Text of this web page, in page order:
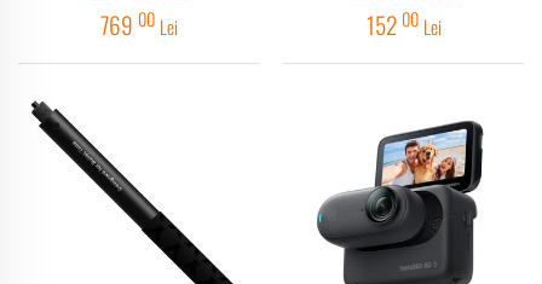
769 00 Lei 152 00 Lei